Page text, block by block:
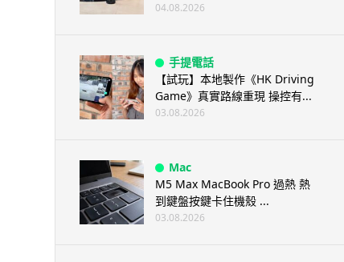
04.08.2026
手提電話
【試玩】本地製作《HK Driving
Game》真實路線重現 操控有...
03.08.2026
Mac
M5 Max MacBook Pro 過熱 熱
到鍵盤按鍵卡住機殼 ...
03.08.2026